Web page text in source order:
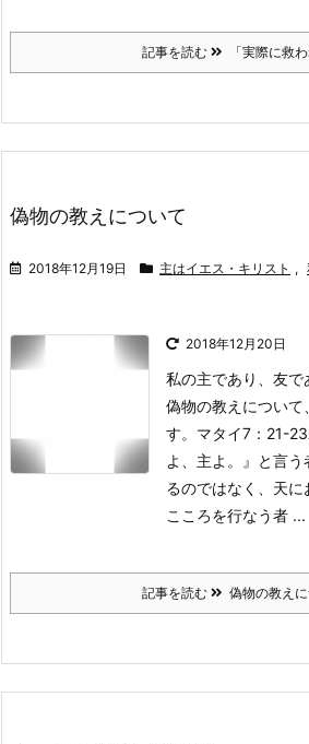
記事を読む 「実際に救
偽物の教えについて
2018年12月19日 主はイエス・キリスト ,
2018年12月20日
私の主であり、友
偽物の教えについて
す。 マタイ7：21-23
よ、主よ。』と言
るのではなく、天
こころを行なう者 ...
記事を読む 偽物の教え